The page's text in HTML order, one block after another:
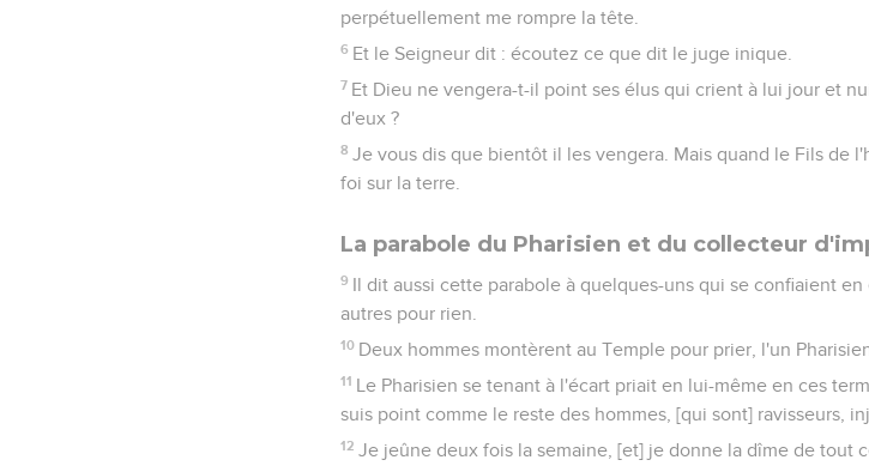
perpétuellement me rompre la tête.
6 Et le Seigneur dit : écoutez ce que dit le juge inique.
7 Et Dieu ne vengera-t-il point ses élus qui crient à lui jour et
d'eux ?
8 Je vous dis que bientôt il les vengera. Mais quand le Fils de
foi sur la terre.
La parabole du Pharisien et du collecteur
9 Il dit aussi cette parabole à quelques-uns qui se confiaient
autres pour rien.
10 Deux hommes montèrent au Temple pour prier, l'un
11 Le Pharisien se tenant à l'écart priait en lui-même en ces
suis point comme le reste des hommes, [qui sont] ravisseurs,
12 Je jeûne deux fois la semaine, [et] je donne la dîme de tout